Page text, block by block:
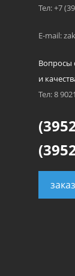
Тел: +7
E-mail:
Вопросы
и
Тел: 8